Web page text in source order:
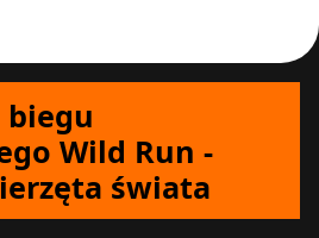
biegu
Wild Run -
świata